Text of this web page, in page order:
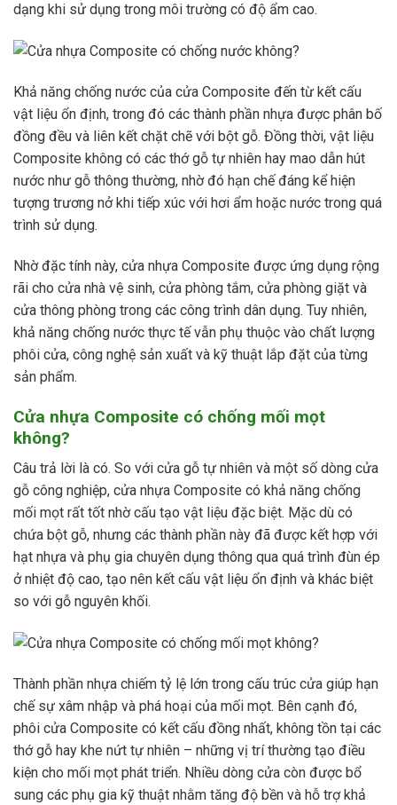
dạng khi sử dụng trong môi trường có độ ẩm cao.
Khả năng chống nước của cửa Composite đến từ kết cấu
vật liệu ổn định, trong đó các thành phần nhựa được phân bố
đồng đều và liên kết chặt chẽ với bột gỗ. Đồng thời, vật liệu
Composite không có các thớ gỗ tự nhiên hay mao dẫn hút
nước như gỗ thông thường, nhờ đó hạn chế đáng kể hiện
tượng trương nở khi tiếp xúc với hơi ẩm hoặc nước trong quá
trình sử dụng.
Nhờ đặc tính này, cửa nhựa Composite được ứng dụng rộng
rãi cho cửa nhà vệ sinh, cửa phòng tắm, cửa phòng giặt và
cửa thông phòng trong các công trình dân dụng. Tuy nhiên,
khả năng chống nước thực tế vẫn phụ thuộc vào chất lượng
phôi cửa, công nghệ sản xuất và kỹ thuật lắp đặt của từng
sản phẩm.
Cửa nhựa Composite có chống mối mọt
không?
Câu trả lời là có. So với cửa gỗ tự nhiên và một số dòng cửa
gỗ công nghiệp, cửa nhựa Composite có khả năng chống
mối mọt rất tốt nhờ cấu tạo vật liệu đặc biệt. Mặc dù có
chứa bột gỗ, nhưng các thành phần này đã được kết hợp với
hạt nhựa và phụ gia chuyên dụng thông qua quá trình đùn ép
ở nhiệt độ cao, tạo nên kết cấu vật liệu ổn định và khác biệt
so với gỗ nguyên khối.
Thành phần nhựa chiếm tỷ lệ lớn trong cấu trúc cửa giúp hạn
chế sự xâm nhập và phá hoại của mối mọt. Bên cạnh đó,
phôi cửa Composite có kết cấu đồng nhất, không tồn tại các
thớ gỗ hay khe nứt tự nhiên – những vị trí thường tạo điều
kiện cho mối mọt phát triển. Nhiều dòng cửa còn được bổ
sung các phụ gia kỹ thuật nhằm tăng độ bền và hỗ trợ khả